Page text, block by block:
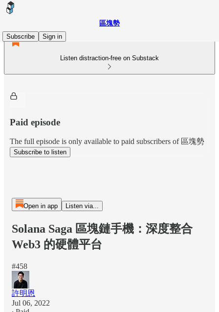
區塊勢
Subscribe
Sign in
Listen distraction-free on Substack
Paid episode
The full episode is only available to paid subscribers of 區塊勢
Subscribe to listen
Open in app Listen via...
Solana Saga 區塊鏈手機：深度整合
Web3 的硬體平台
#458
許明恩
Jul 06, 2022